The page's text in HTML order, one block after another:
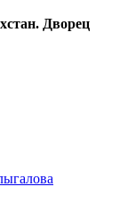
Дворец